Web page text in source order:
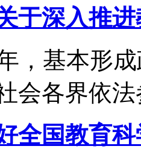
于深入推
，基本形
会各界依
全国教育